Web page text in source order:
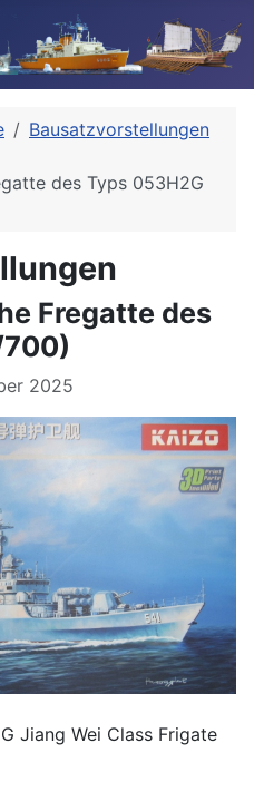
Bausatzvorstellungen
des Typs 053H2G
Fregatte des
2025
Jiang Wei Class Frigate